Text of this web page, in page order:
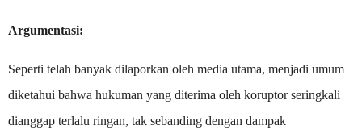
Argumentasi:
Seperti telah banyak dilaporkan oleh media utama, menjadi umum
diketahui bahwa hukuman yang diterima oleh koruptor seringkali
dianggap terlalu ringan, tak sebanding dengan dampak